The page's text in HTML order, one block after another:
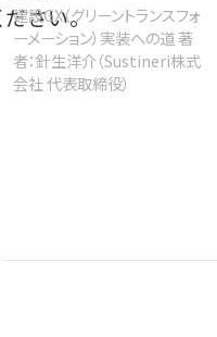
さい。
建設GX（グリーントランスフォ
ーメーション）実装への道 著
者：針生洋介（Sustineri株式
会社 代表取締役）